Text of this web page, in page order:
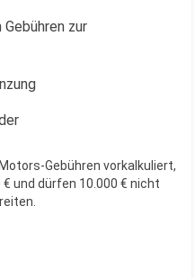
zur
Gebühren vorkalkuliert,
und dürfen 10.000 € nicht